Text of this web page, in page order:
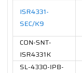
ISR4331-
SEC/K9
CON-SNT-
ISR4331K
SL-4330-IPB-